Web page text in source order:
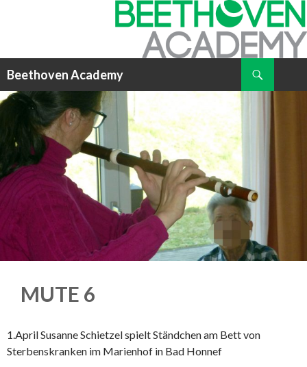
Beethoven Academy
INHALT
SPRINGEN
MUTE 6
1.April Susanne Schietzel spielt Ständchen am Bett von
Sterbenskranken im Marienhof in Bad Honnef